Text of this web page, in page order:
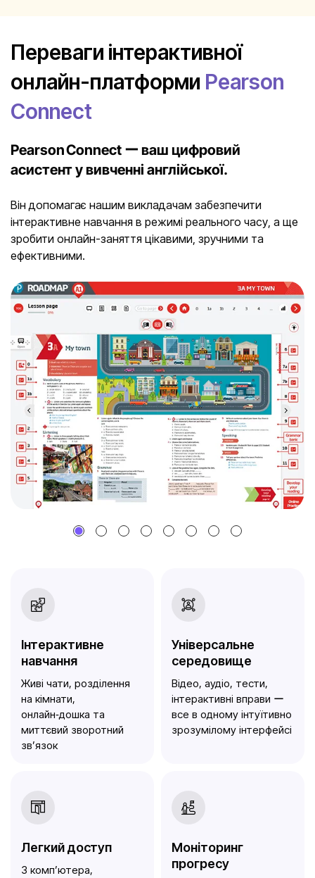
Переваги інтерактивної
онлайн-платформи Pearson
Connect
Pearson Connect ー ваш цифровий
асистент у вивченні англійської.
Він допомагає нашим викладачам забезпечити
інтерактивне навчання в режимі реального часу, а ще
зробити онлайн-заняття цікавими, зручними та
ефективними.
Інтерактивне
навчання
Живі чати, розділення
на кімнати,
онлайн‑дошка та
миттєвий зворотний
зв’язок
Універсальне
середовище
Відео, аудіо, тести,
інтерактивні вправи ー
все в одному інтуїтивно
зрозумілому інтерфейсі
Легкий доступ
З комп’ютера,
Моніторинг
прогресу